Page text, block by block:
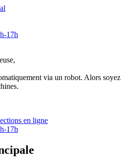
17h
via un robot. Alors soyez
en ligne
17h